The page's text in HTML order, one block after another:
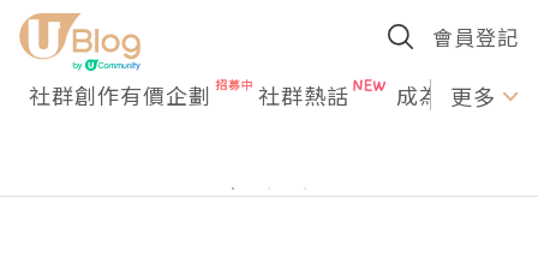
會員登記
社群創作有價企劃 社群熱話 成為U更多